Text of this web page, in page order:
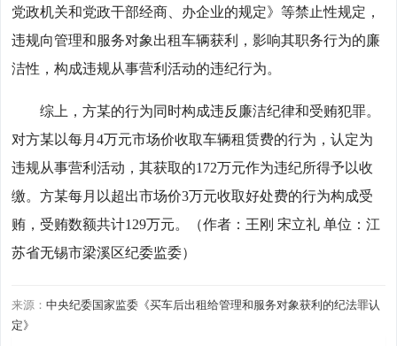
党政机关和党政干部经商、办企业的规定》等禁止性规定，
违规向管理和服务对象出租车辆获利，影响其职务行为的廉
洁性，构成违规从事营利活动的违纪行为。
综上，方某的行为同时构成违反廉洁纪律和受贿犯罪。
对方某以每月4万元市场价收取车辆租赁费的行为，认定为
违规从事营利活动，其获取的172万元作为违纪所得予以收
缴。方某每月以超出市场价3万元收取好处费的行为构成受
贿，受贿数额共计129万元。（作者：王刚 宋立礼 单位：江
苏省无锡市梁溪区纪委监委）
来源： 中央纪委国家监委《买车后出租给管理和服务对象获利的纪法罪认
定》